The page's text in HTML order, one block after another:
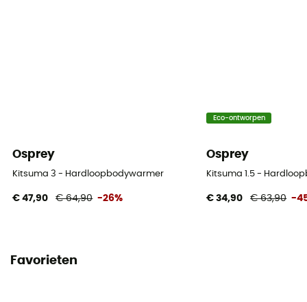
Osprey
Kitsuma 3 - Hardloopbodywarmer
€ 47,90 € 64,90 -26%
Eco-ontworpen
Osprey
Kitsuma 1.5 -
€ 34,90 € 63,90 -
Favorieten